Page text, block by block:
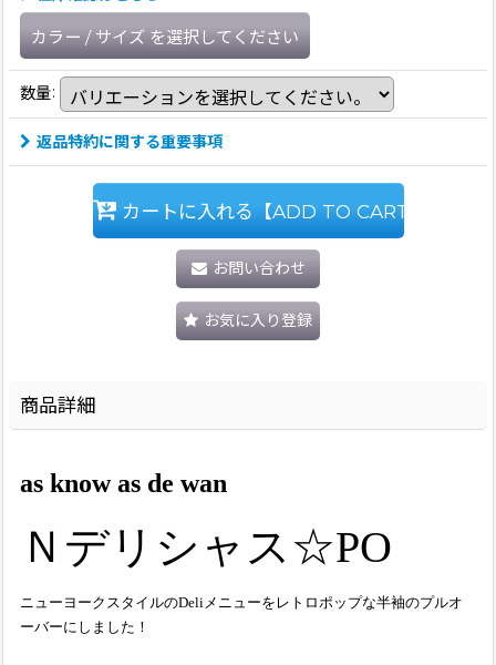
カラー / サイズ を選択してください
数量:
返品特約に関する重要事項
カートに入れる【ADD TO CART】
お問い合わせ
お気に入り登録
商品詳細
as know as de wan
Ｎデリシャス☆PO
ニューヨークスタイルのDeliメニューをレトロポップな半袖のプルオ
ーバーにしました！